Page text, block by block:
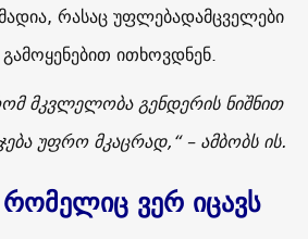
რასაც უფლებადამცველები
ითხოვდნენ.
მკვლელობა გენდერის ნიშნით
უფრო მკაცრად,“ – ამბობს ის.
ვერ იცავს